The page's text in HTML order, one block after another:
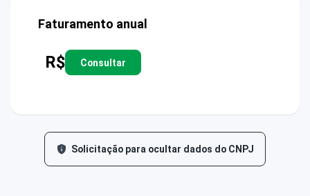
Faturamento anual
R$ Consultar
Solicitação para ocultar dados do CNPJ